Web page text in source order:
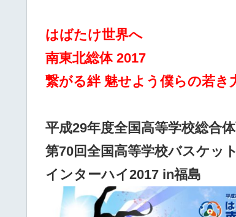
はばたけ世界へ
南東北総体 2017
繋がる絆 魅せよう僕らの若き
平成29年度全国高等学校総合
第70回全国高等学校バスケッ
インターハイ2017 in福島